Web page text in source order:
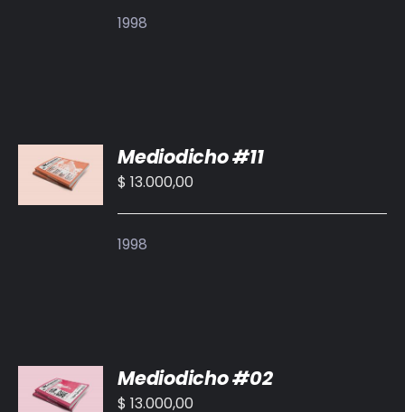
1998
AL
CARRITO
/
Mediodicho #11
$ 13.000,00
1998
AL
CARRITO
Mediodicho #02
$ 13.000,00